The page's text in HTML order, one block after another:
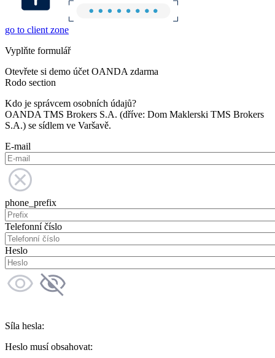
go to client zone
Vyplňte formulář
Otevřete si demo účet OANDA zdarma
Rodo section
Kdo je správcem osobních údajů?
OANDA TMS Brokers S.A. (dříve: Dom Maklerski TMS Brokers
S.A.) se sídlem ve Varšavě.
E-mail
phone_prefix
Telefonní číslo
Heslo
Síla hesla:
Heslo musí obsahovat: